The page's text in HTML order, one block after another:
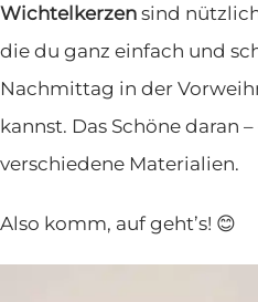
Wichtelkerzen sind
die du ganz einfach und
Nachmittag in der
kannst. Das Schöne daran
verschiedene Materialien.
Also komm, auf geht’s! 😊